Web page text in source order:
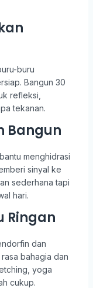
buru
Bangun 30
refleksi,
tekanan.
Bangun
menghidrasi
sinyal ke
sederhana tapi
hari.
Ringan
dan
bahagia dan
yoga
cukup.